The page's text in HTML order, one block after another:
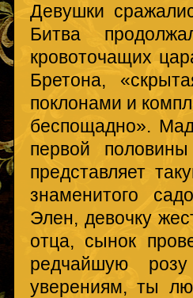
Девушки
Битва
кровоточащих
Бретона,
поклонами и
беспощадно».
первой
представляет
знаменитого
Элен, девочку
отца, сынок
редчайшую
уверениям, ты